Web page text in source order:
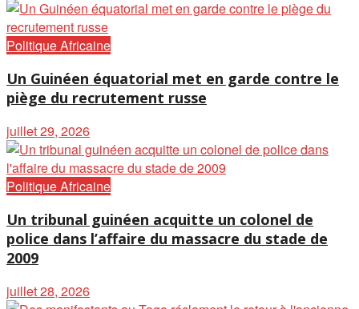
Politique Africaine
Un Guinéen équatorial met en garde contre le
piège du recrutement russe
juillet 29, 2026
Politique Africaine
Un tribunal guinéen acquitte un colonel de
police dans l’affaire du massacre du stade de
2009
juillet 28, 2026